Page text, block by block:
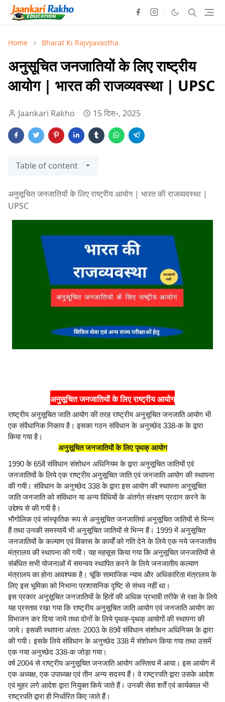
Home Bharat Ki Rajvyavastha
अनुसूचित जनजातियों के लिए राष्ट्रीय
आयोग | भारत की राजव्यवस्था | UPSC
Jaankari Rakho 15 दिस॰, 2025
Table of content
अनुसूचित जनजातियों के लिए राष्ट्रीय आयोग | भारत की राजव्यवस्था |
UPSC
अनुसूचित जनजातियों के लिए राष्ट्रीय आयोग
राष्ट्रीय अनुसूचित जाति आयोग की तरह राष्ट्रीय अनुसूचित जनजाति आयोग भी
एक संवैधानिक निकाय है। इसका गठन संविधान के अनुच्छेद 338-क के द्वारा
किया गया है।
अनुसूचित जनजातियों के लिए पृथक् आयोग
1990 के 65वें संविधान संशोधन अधिनियम के द्वारा अनुसूचित जातियों एवं
जनजातियों के लिये एक राष्ट्रीय अनुसूचित जाति एवं जनजाति आयोग की स्थापना
की गयी। संविधान के अनुच्छेद 338 के द्वारा इस आयोग की स्थापना अनुसूचित
जाति जनजाति को संविधान या अन्य विधियों के अंतर्गत संरक्षण प्रदान करने के
उद्देश्य से की गयी है।
भौगोलिक एवं सांस्कृतिक रूप से अनुसूचित जनजातियां अनुसूचित जातियों से भिन्न
हैं तथा उनकी समस्यायें भी अनुसूचित जातियों से भिन्न हैं। 1999 में अनुसूचित
जनजातियों के कल्याण एवं विकास के कार्यों को गति देने के लिये एक नये जनजातीय
मंत्रालय की स्थापना की गयी। यह महसूस किया गया कि अनुसूचित जनजातियों से
संबंधित सभी योजनाओं में समन्वय स्थापित करने के लिये जनजातीय कल्याण
मंत्रालय का होना आवश्यक है। चूंकि सामाजिक न्याय और अधिकारिता मंत्रालय के
लिए इस भूमिका को निभाना प्रशासनिक दृष्टि से संभव नहीं था।
इस प्रकार अनुसूचित जनजातियों के हितों की अधिक प्रभावी तरीके से रक्षा के लिये
यह प्रस्ताव रखा गया कि राष्ट्रीय अनुसूचित जाति आयोग एवं जनजाति आयोग का
विभाजन कर दिया जाये तथा दोनों के लिये पृथक्-पृथक् आयोगों की स्थापना की
जाये। इसकी स्थापना अंततः 2003 के 89वें संविधान संशोधन अधिनियम के द्वारा
की गयी। इसके लिये संविधान के अनुच्छेद 338 में संशोधन किया गया तथा उसमें
एक नया अनुच्छेद 338-क जोड़ा गया।
वर्ष 2004 से राष्ट्रीय अनुसूचित जनजाति आयोग अस्तित्व में आया। इस आयोग में
एक अध्यक्ष, एक उपाध्यक्ष एवं तीन अन्य सदस्य हैं। वे राष्ट्रपति द्वारा उसके आदेश
एवं मुहर लगे आदेश द्वारा नियुक्त किये जाते हैं। उनकी सेवा शर्तें एवं कार्यकाल भी
राष्ट्रपति द्वारा ही निर्धारित किए जाते हैं।